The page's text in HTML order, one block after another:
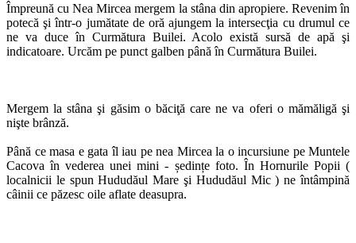
Împreună cu Nea Mircea mergem la stâna din apropiere. Revenim în
potecă şi într-o jumătate de oră ajungem la intersecţia cu drumul ce
ne va duce în Curmătura Builei. Acolo există sursă de apă şi
indicatoare. Urcăm pe punct galben până în Curmătura Builei.
Mergem la stâna şi găsim o băciţă care ne va oferi o mămăligă şi
nişte brânză.
Până ce masa e gata îl iau pe nea Mircea la o incursiune pe Muntele
Cacova în vederea unei mini - ședințe foto. În Hornurile Popii (
localnicii le spun Hududăul Mare şi Hududăul Mic ) ne întâmpină
câinii ce păzesc oile aflate deasupra.